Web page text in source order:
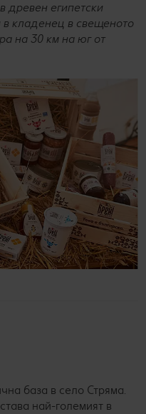
древен египетски
кладенец в свещеното
на 30 км на юг от
база в село Стряма.
най-големият в